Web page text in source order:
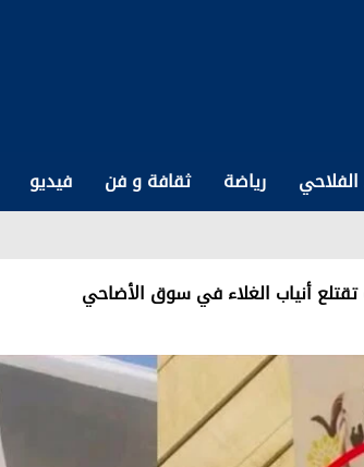
رياضة ثقافة و فن فيديو
أنياب الغلاء في سوق الأضاحي